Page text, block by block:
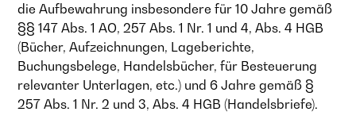
die Aufbewahrung insbesondere für 10 Jahre gemäß
§§ 147 Abs. 1 AO, 257 Abs. 1 Nr. 1 und 4, Abs. 4 HGB
(Bücher, Aufzeichnungen, Lageberichte,
Buchungsbelege, Handelsbücher, für Besteuerung
relevanter Unterlagen, etc.) und 6 Jahre gemäß §
257 Abs. 1 Nr. 2 und 3, Abs. 4 HGB (Handelsbriefe).